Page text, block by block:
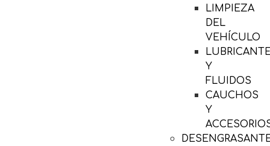
LIMPIEZA
DEL
VEHÍCULO
Y
FLUIDOS
CAUCHOS
Y